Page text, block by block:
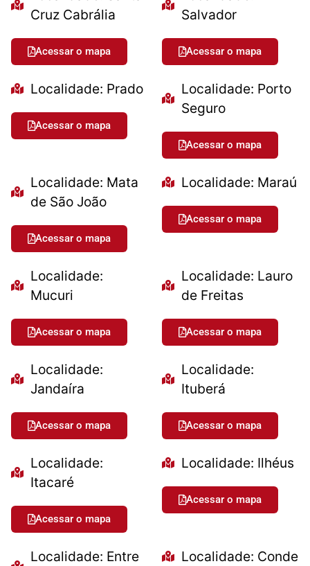
Cruz Cabrália
Acessar o mapa
Salvador
Acessar o mapa
Localidade: Prado
Acessar o mapa
Localidade: Porto
Seguro
Acessar o mapa
Localidade: Mata
de São João
Acessar o mapa
Localidade: Maraú
Acessar o mapa
Localidade:
Mucuri
Acessar o mapa
Localidade: Lauro
de Freitas
Acessar o mapa
Localidade:
Jandaíra
Acessar o mapa
Localidade:
Ituberá
Acessar o mapa
Localidade:
Itacaré
Acessar o mapa
Localidade: Ilhéus
Acessar o mapa
Localidade: Entre
Localidade: Conde